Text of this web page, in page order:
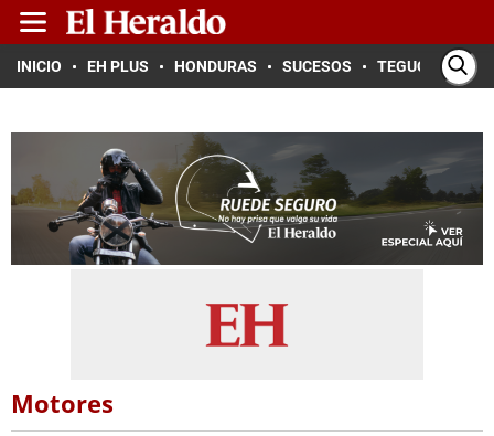
INICIO EH PLUS HONDURAS SUCESOS TEGUCIGALPA
Motores